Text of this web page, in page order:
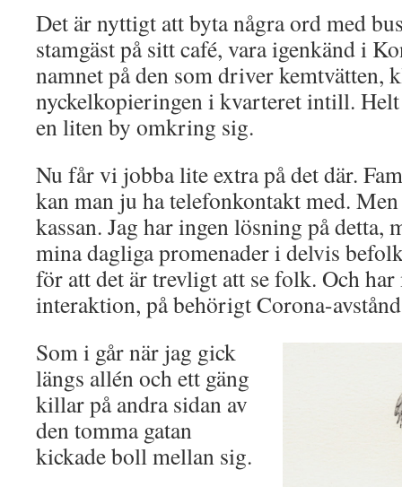
Det är nyttigt att byta några ord med
stamgäst på sitt café, vara igenkänd i
namnet på den som driver kemtvätten,
nyckelkopieringen i kvarteret intill. Helt
en liten by omkring sig.
Nu får vi jobba lite extra på det där.
kan man ju ha telefonkontakt med.
kassan. Jag har ingen lösning på detta,
mina dagliga promenader i delvis
för att det är trevligt att se folk. Och
interaktion, på behörigt Corona-
Som i går när jag gick
längs allén och ett gäng
killar på andra sidan av
den tomma gatan
kickade boll mellan sig.